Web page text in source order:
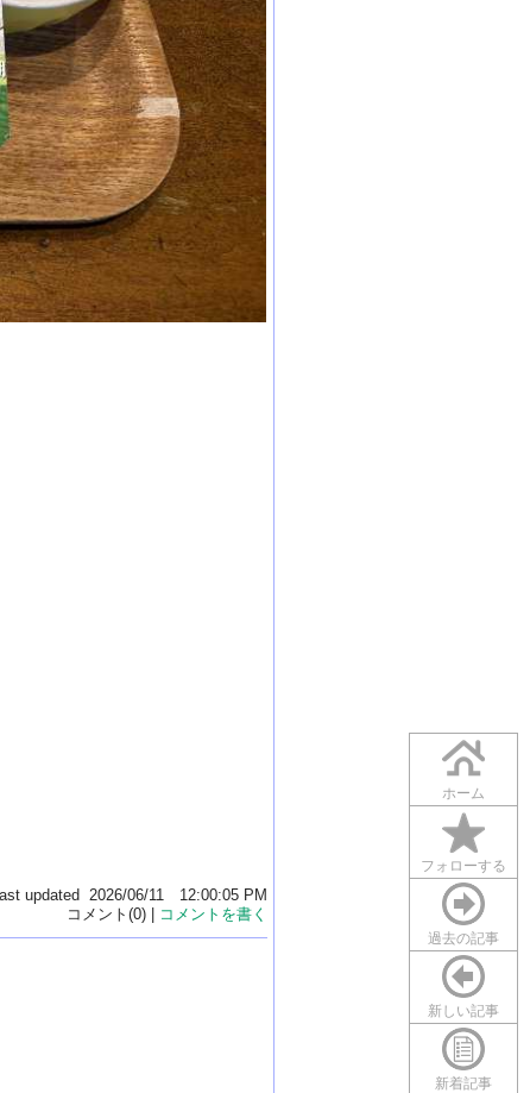
ホーム
フォローする
過去の記事
新しい記事
新着記事
updated 2026/06/11 12:00:05 PM
コメント(0) |
コメントを書く